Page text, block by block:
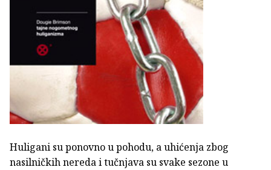
Huligani su ponovno u pohodu, a uhićenja zbog
nasilničkih nereda i tučnjava su svake sezone u